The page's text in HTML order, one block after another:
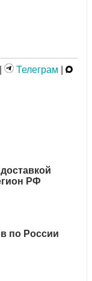
Телеграм
РФ
по России